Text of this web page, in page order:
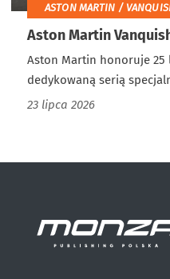
ASTON MARTIN /
Aston Martin
Aston Martin honoruje 25
dedykowaną serią
23 lipca 2026